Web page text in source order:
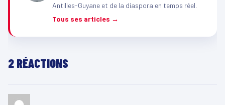
Antilles-Guyane et de la diaspora en temps réel.
Tous ses articles →
2 RÉACTIONS